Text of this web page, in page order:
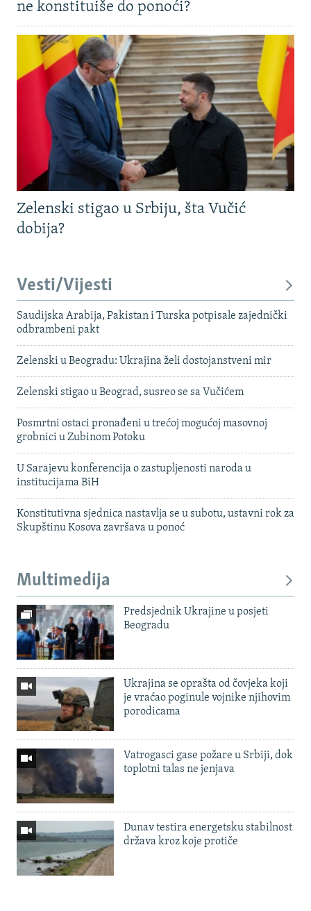
ne konstituiše do ponoći?
Zelenski stigao u Srbiju, šta Vučić
dobija?
Vesti/Vijesti
Saudijska Arabija, Pakistan i Turska potpisale zajednički
odbrambeni pakt
Zelenski u Beogradu: Ukrajina želi dostojanstveni mir
Zelenski stigao u Beograd, susreo se sa Vučićem
Posmrtni ostaci pronađeni u trećoj mogućoj masovnoj
grobnici u Zubinom Potoku
U Sarajevu konferencija o zastupljenosti naroda u
institucijama BiH
Konstitutivna sjednica nastavlja se u subotu, ustavni rok za
Skupštinu Kosova završava u ponoć
Multimedija
Predsjednik Ukrajine u posjeti
Beogradu
Ukrajina se oprašta od čovjeka koji
je vraćao poginule vojnike njihovim
porodicama
Vatrogasci gase požare u Srbiji, dok
toplotni talas ne jenjava
Dunav testira energetsku stabilnost
država kroz koje protiče